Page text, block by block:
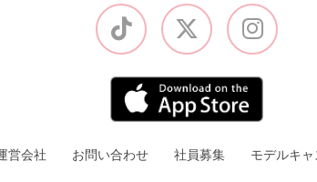
営会社 お問い合わせ 社員募集 モデルキ